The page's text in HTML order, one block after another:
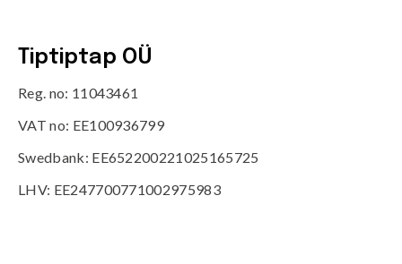
Tiptiptap OÜ
Reg. no: 11043461
VAT no: EE100936799
Swedbank: EE652200221025165725
LHV: EE247700771002975983